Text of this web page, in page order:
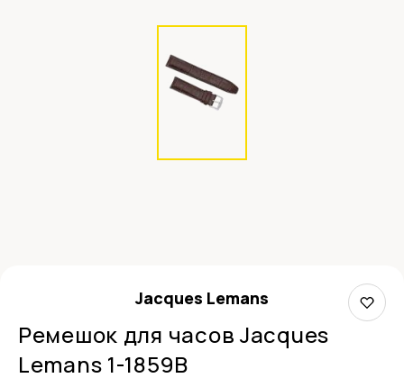
Jacques Lemans
Ремешок для часов Jacques
Lemans 1-1859B